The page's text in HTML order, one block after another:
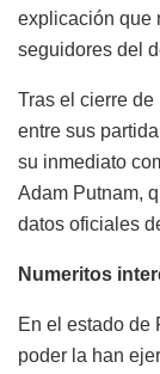
explicación que
seguidores del
Tras el cierre
entre sus
su inmediato
Adam Putnam,
datos oficiales
Numeritos
En el estado de
poder la han